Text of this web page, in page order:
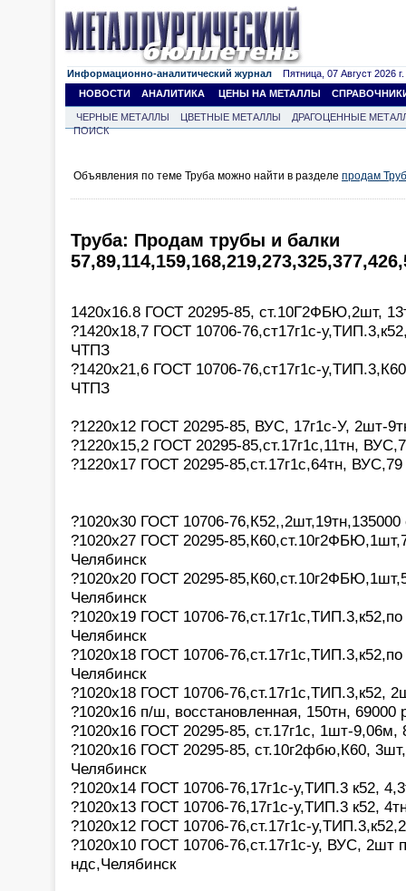
Информационно-аналитический журнал Пятница, 07 Август 2026 г.
НОВОСТИ
АНАЛИТИКА ЦЕНЫ НА МЕТАЛЛЫ
ЧЕРНЫЕ МЕТАЛЛЫ ЦВЕТНЫЕ МЕТАЛЛЫ
ДРАГОЦЕННЫЕ
ПОИСК
Объявления по теме Труба можно найти в разделе продам
Труба: Продам трубы и балки
1420х16.8 ГОСТ 20295-85, ст.10Г2ФБЮ,2шт,
?1420х18,7 ГОСТ 10706-76,ст17г1с-
ЧТПЗ
?1420х21,6 ГОСТ 10706-76,ст17г1с-
ЧТПЗ
?1220х12 ГОСТ 20295-85, ВУС, 17г1с-У, 2шт-
?1220х15,2 ГОСТ 20295-85,ст.17г1с,11тн,
?1220х17 ГОСТ 20295-85,ст.17г1с,64тн,
?1020х30 ГОСТ 10706-
?1020х27 ГОСТ 20295-
Челябинск
?1020х20 ГОСТ 20295-
Челябинск
?1020х19 ГОСТ 10706-
Челябинск
?1020х18 ГОСТ 10706-
Челябинск
?1020х18 ГОСТ 10706-76,ст.17г1с,ТИП.3,к52,
?1020х16 п/ш, восстановленная, 150тн,
?1020х16 ГОСТ 20295-85, ст.17г1с, 1шт-9,06м,
?1020х16 ГОСТ 20295-85, ст.10г2фбю,К60,
Челябинск
?1020х14 ГОСТ 10706-76,17г1с-у,ТИП.3 к52,
?1020х13 ГОСТ 10706-76,17г1с-у,ТИП.3 к52,
?1020х12 ГОСТ 10706-76,ст.17г1с-
?1020х10 ГОСТ 10706-76,ст.17г1с-у, ВУС, 2шт
ндс,Челябинск